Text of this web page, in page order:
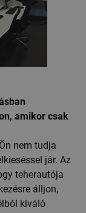
amikor csak
nem tudja
jár. Az
teherautója
álljon,
kiváló